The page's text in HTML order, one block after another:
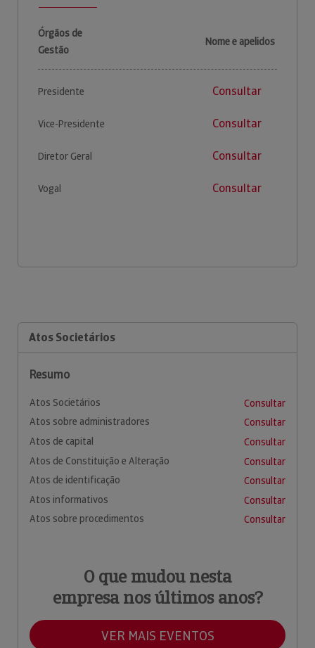
Órgãos de
Gestão
Nome e apelidos
Presidente Consultar
Vice-Presidente Consultar
Diretor Geral Consultar
Vogal Consultar
Atos Societários
Resumo
Atos Societários
Consultar
Atos sobre administradores
Consultar
Atos de capital
Consultar
Atos de Constituição e Alteração
Consultar
Atos de identificação
Consultar
Atos informativos
Consultar
Atos sobre procedimentos
Consultar
O que mudou nesta
empresa nos últimos anos?
VER MAIS EVENTOS